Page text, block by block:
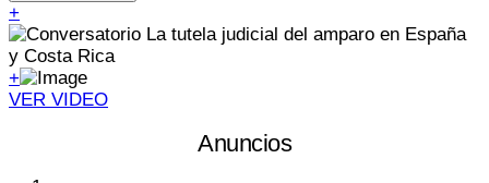
+
+
VER VIDEO
Anuncios